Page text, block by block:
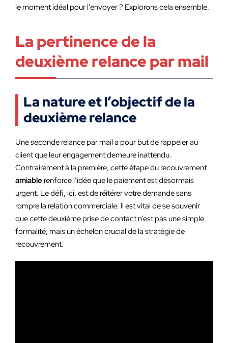
le moment idéal pour l’envoyer ? Explorons cela ensemble.
La pertinence de la
deuxième relance par mail
La nature et l’objectif de la
deuxième relance
Une seconde relance par mail a pour but de rappeler au
client que leur engagement demeure inattendu.
Contrairement à la première, cette étape du recouvrement
amiable renforce l’idée que le paiement est désormais
urgent. Le défi, ici, est de réitérer votre demande sans
rompre la relation commerciale. Il est vital de se souvenir
que cette deuxième prise de contact n’est pas une simple
formalité, mais un échelon crucial de la stratégie de
recouvrement.